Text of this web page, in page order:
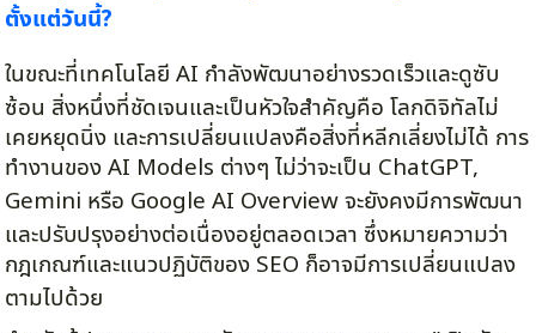
ตั้งแต่วันนี้?
ในขณะที่เทคโนโลยี AI กำลังพัฒนาอย่างรวดเร็วและดูซับ
ซ้อน สิ่งหนึ่งที่ชัดเจนและเป็นหัวใจสำคัญคือ โลกดิจิทัลไม่
เคยหยุดนิ่ง และการเปลี่ยนแปลงคือสิ่งที่หลีกเลี่ยงไม่ได้ การ
ทำงานของ AI Models ต่างๆ ไม่ว่าจะเป็น ChatGPT,
Gemini หรือ Google AI Overview จะยังคงมีการพัฒนา
และปรับปรุงอย่างต่อเนื่องอยู่ตลอดเวลา ซึ่งหมายความว่า
กฎเกณฑ์และแนวปฏิบัติของ SEO ก็อาจมีการเปลี่ยนแปลง
ตามไปด้วย